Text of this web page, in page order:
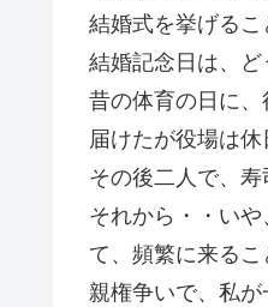
結婚式を挙げる
結婚記念日は、ど
昔の体育の日に、
届けたが役場は
その後二人で、寿
それから・・い
て、頻繁に来るこ
親権争いで、私が